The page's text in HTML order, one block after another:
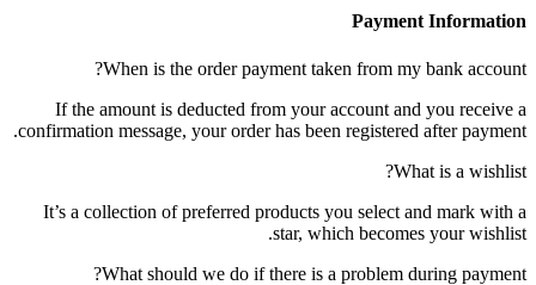
Payment Information
When is the order payment taken from my bank account?
If the amount is deducted from your account and you receive a
confirmation message, your order has been registered after payment.
What is a wishlist?
It’s a collection of preferred products you select and mark with a
star, which becomes your wishlist.
What should we do if there is a problem during payment?